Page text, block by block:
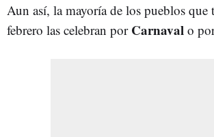
Aun así, la mayoría de los pueblos que
febrero las celebran por Carnaval o